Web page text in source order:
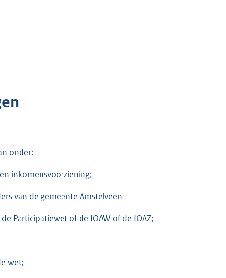
onder:
inkomensvoorziening;
van de gemeente Amstelveen;
Participatiewet of de IOAW of de IOAZ;
wet;